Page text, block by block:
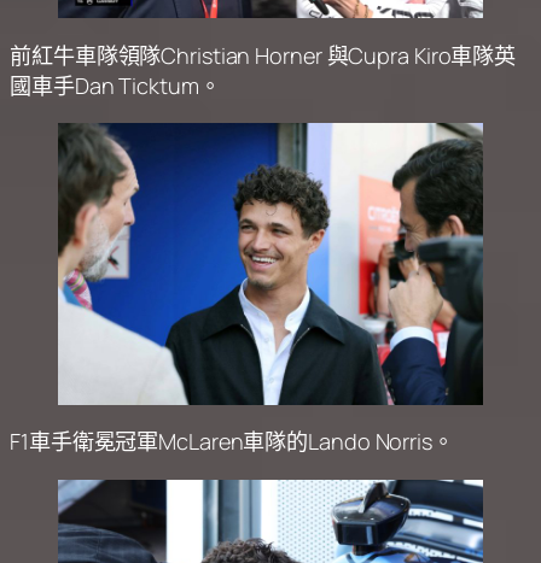
前紅牛車隊領隊Christian Horner 與Cupra Kiro車隊英
國車手Dan Ticktum。
F1車手衛冕冠軍McLaren車隊的Lando Norris。